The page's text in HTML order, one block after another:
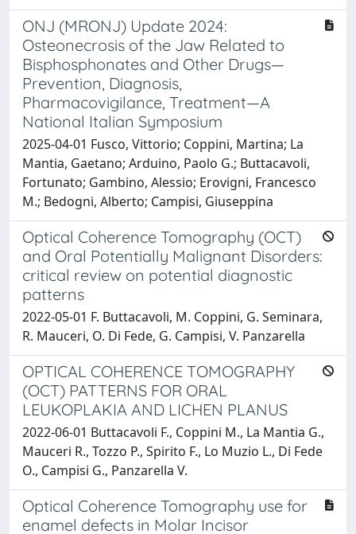
ONJ (MRONJ) Update 2024:
Osteonecrosis of the Jaw Related to
Bisphosphonates and Other Drugs—
Prevention, Diagnosis,
Pharmacovigilance, Treatment—A
National Italian Symposium
2025-04-01 Fusco, Vittorio; Coppini, Martina; La
Mantia, Gaetano; Arduino, Paolo G.; Buttacavoli,
Fortunato; Gambino, Alessio; Erovigni, Francesco
M.; Bedogni, Alberto; Campisi, Giuseppina
Optical Coherence Tomography (OCT)
and Oral Potentially Malignant Disorders:
critical review on potential diagnostic
patterns
2022-05-01 F. Buttacavoli, M. Coppini, G. Seminara,
R. Mauceri, O. Di Fede, G. Campisi, V. Panzarella
OPTICAL COHERENCE TOMOGRAPHY
(OCT) PATTERNS FOR ORAL
LEUKOPLAKIA AND LICHEN PLANUS
2022-06-01 Buttacavoli F., Coppini M., La Mantia G.,
Mauceri R., Tozzo P., Spirito F., Lo Muzio L., Di Fede
O., Campisi G., Panzarella V.
Optical Coherence Tomography use for
enamel defects in Molar Incisor